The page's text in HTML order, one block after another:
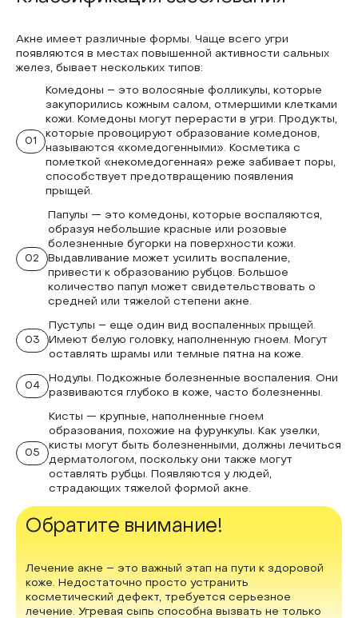
Акне имеет различные формы. Чаще всего угри
появляются в местах повышенной активности сальных
желез, бывает нескольких типов:
01
Комедоны – это волосяные фолликулы, которые
закупорились кожным салом, отмершими клетками
кожи. Комедоны могут перерасти в угри. Продукты,
которые провоцируют образование комедонов,
называются «комедогенными». Косметика с
пометкой «некомедогенная» реже забивает поры,
способствует предотвращению появления
прыщей.
02
Папулы — это комедоны, которые воспаляются,
образуя небольшие красные или розовые
болезненные бугорки на поверхности кожи.
Выдавливание может усилить воспаление,
привести к образованию рубцов. Большое
количество папул может свидетельствовать о
средней или тяжелой степени акне.
03
Пустулы – еще один вид воспаленных прыщей.
Имеют белую головку, наполненную гноем. Могут
оставлять шрамы или темные пятна на коже.
04
Нодулы. Подкожные болезненные воспаления. Они
развиваются глубоко в коже, часто болезненны.
05
Кисты — крупные, наполненные гноем
образования, похожие на фурункулы. Как узелки,
кисты могут быть болезненными, должны лечиться
дерматологом, поскольку они также могут
оставлять рубцы. Появляются у людей,
страдающих тяжелой формой акне.
Обратите внимание!
Лечение акне – это важный этап на пути к здоровой
коже. Недостаточно просто устранить
косметический дефект, требуется серьезное
лечение. Угревая сыпь способна вызвать не только